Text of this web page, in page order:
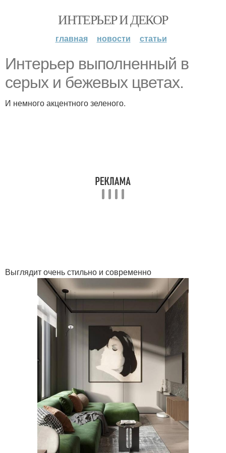
ИНТЕРЬЕР И ДЕКОР
главная новости статьи
Интерьер выполненный в
серых и бежевых цветах.
И немного акцентного зеленого.
Выглядит очень стильно и современно